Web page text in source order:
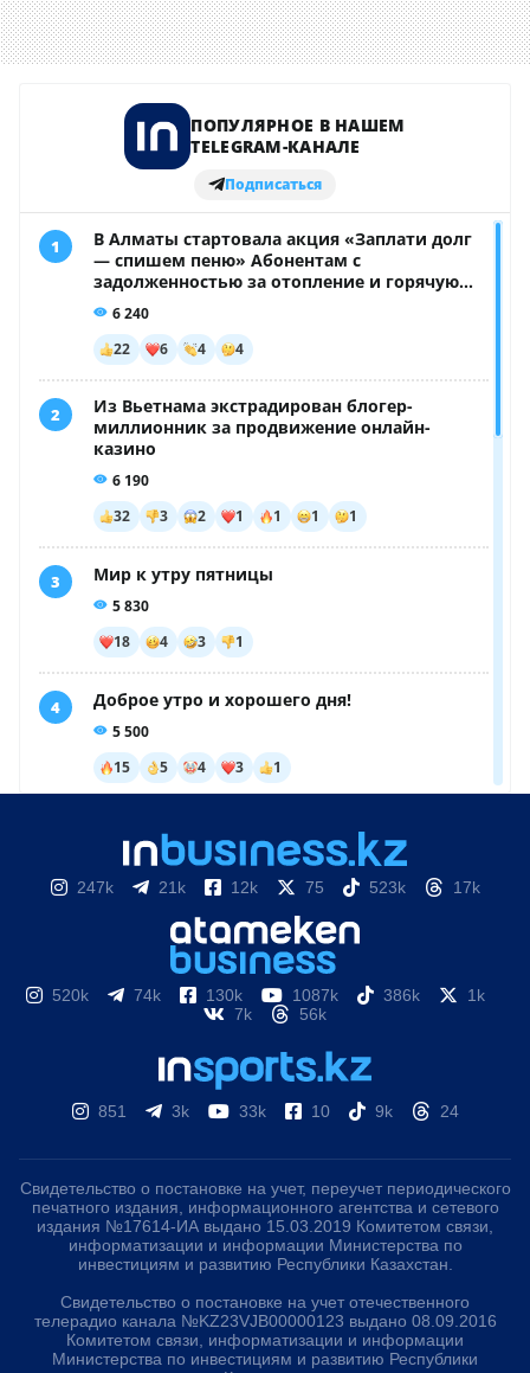
247k 21k 12k 75 523k 17k
520k 74k 130k 1087k 386k
1k
7k
56k
851 3k 33k 10 9k 24
Свидетельство о постановке на учет, переучет периодического
печатного издания, информационного агентства и сетевого
издания №17614-ИА выдано 15.03.2019 Комитетом связи,
информатизации и информации Министерства по
инвестициям и развитию Республики Казахстан.
Свидетельство о постановке на учет отечественного
телерадио канала №KZ23VJB00000123 выдано 08.09.2016
Комитетом связи, информатизации и информации
Министерства по инвестициям и развитию Республики